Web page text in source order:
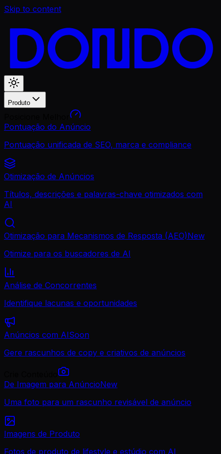
Skip to content
Produto
Pontuação do Anúncio
Pontuação unificada de SEO, marca e compliance
Otimização de Anúncios
Títulos, descrições e palavras-chave otimizados com
AI
Otimização para Mecanismos de Resposta (AEO)New
Otimize para os buscadores de AI
Análise de Concorrentes
Identifique lacunas e oportunidades
Anúncios com AISoon
Gere rascunhos de copy e criativos de anúncios
De Imagem para AnúncioNew
Uma foto para um rascunho revisável de anúncio
Imagens de Produto
Fotos de produto de lifestyle e estúdio com AI